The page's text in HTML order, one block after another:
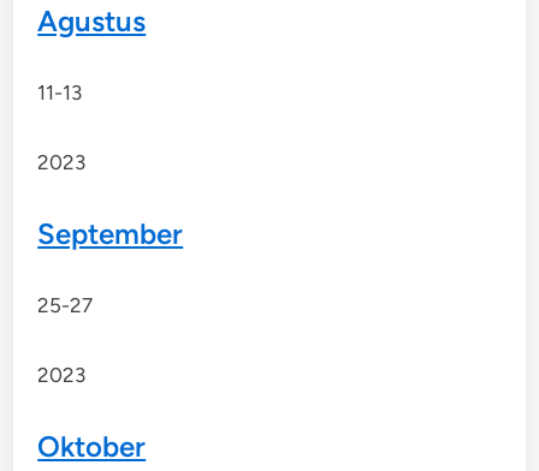
Agustus
11-13
2023
September
25-27
2023
Oktober